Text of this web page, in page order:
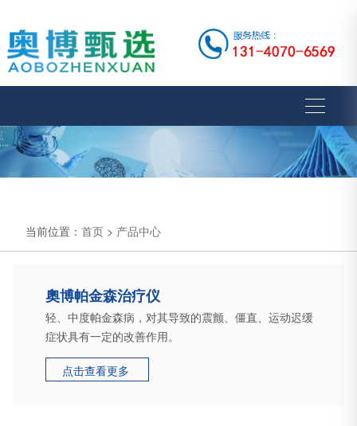
当前位置： 首页 > 产品中心
奧博帕金森治疗仪
轻、中度帕金森病，对其导致的震颤、僵直、运动迟缓
症状具有一定的改善作用。
点击查看更多